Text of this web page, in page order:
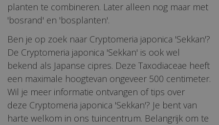
planten te combineren. Later alleen nog maar met
'bosrand' en 'bosplanten'.
Ben je op zoek naar Cryptomeria japonica 'Sekkan'?
De Cryptomeria japonica 'Sekkan' is ook wel
bekend als Japanse cipres. Deze Taxodiaceae heeft
een maximale hoogtevan ongeveer 500 centimeter.
Wil je meer informatie ontvangen of tips over
deze Cryptomeria japonica 'Sekkan'? Je bent van
harte welkom in ons tuincentrum. Belangrijk om te